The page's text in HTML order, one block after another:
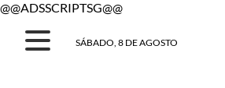
@@ADSSCRIPTSG@@
SÁBADO, 8 DE AGOSTO